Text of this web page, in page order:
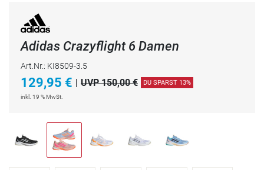
Adidas Crazyflight 6 Damen
Art.Nr.: KI8509-3.5
129,95 € | UVP 150,00 € DU SPARST 13%
inkl. 19 % MwSt.